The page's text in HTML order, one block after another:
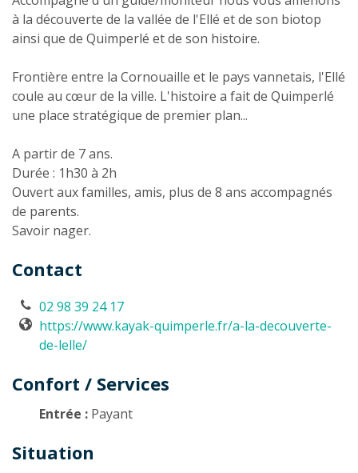
à la découverte de la vallée de l'Ellé et de son biotop
ainsi que de Quimperlé et de son histoire.
Frontière entre la Cornouaille et le pays vannetais, l'Ellé
coule au cœur de la ville. L'histoire a fait de Quimperlé
une place stratégique de premier plan...
A partir de 7 ans.
Durée : 1h30 à 2h
Ouvert aux familles, amis, plus de 8 ans accompagnés
de parents.
Savoir nager.
Contact
02 98 39 24 17
https://www.kayak-quimperle.fr/a-la-decouverte-
de-lelle/
Confort / Services
Entrée : Payant
Situation